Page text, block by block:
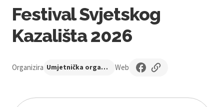
Festival Svjetskog
Kazališta 2026
Organizira Umjetnička organizacija Novo kazalište Web